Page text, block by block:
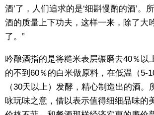
酒’了，人们追求的是‘细斟慢酌的酒’。
酒的质量上下功夫，这样一来，除了大
了。”
吟酿酒指的是将糙米表层碾磨去40％以
的不到60％的白米做原料，在低温（5-
（30天以上）发酵，精心制造出的酒。
咏玩味之意，借以表示值得细细品味的